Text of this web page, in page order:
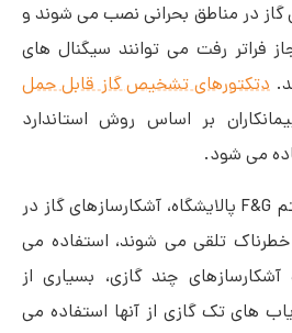
گاز در مناطق بحرانی نصب می شوند و
فراتر رفت می توانند سیگنال های
دتکتورهای تشخیص گاز قابل حمل
بر اساس روش استاندارد
می شود.
به طور معمول در سیستم F&G پالایشگاه، آشکارسازهای گاز در
خطرناک تلقی می شوند، استفاده می
چند گازی، بسیاری از
های تک گازی از آنها استفاده می